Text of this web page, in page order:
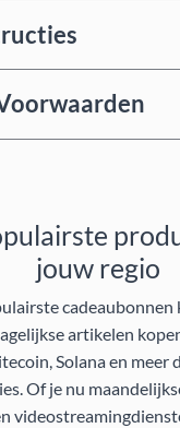
jouw regio
cadeaubonnen
artikelen
Solana en meer
Of je nu